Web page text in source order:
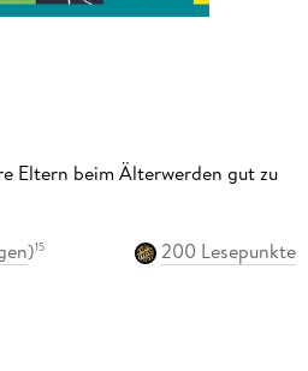
Eltern beim Älterwerden gut zu
)15
200 Lesepunkte